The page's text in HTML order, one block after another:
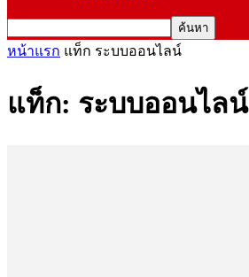
หน้าแรก แท็ก ระบบออนไลน์
แท็ก: ระบบออนไลน์